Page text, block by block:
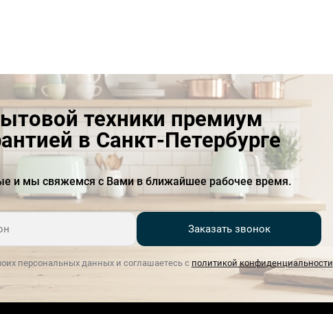
встраиваемая
для
38 х 55.5 х 35.5
по времени
Тангенциальная
есть
механическое
нержавеющая сталь
техники премиум
в Санкт-Петербурге
и мы свяжемся с Вами в ближайшее рабочее время.
Заказать звонок
персональных данных и соглашаетесь с политикой конфиденциальности